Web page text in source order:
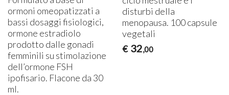
ormoni omeopatizzati a
bassi dosaggi fisiologici,
ormone estradiolo
prodotto dalle gonadi
femminili su stimolazione
dell’ormone FSH
ipofisario. Flacone da 30
ml.
disturbi della
menopausa. 100 capsule
vegetali
€ 32,00